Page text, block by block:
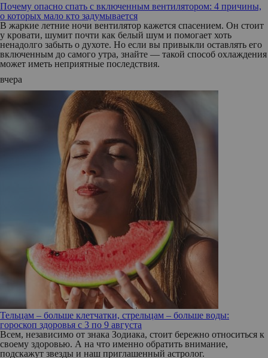
Почему опасно спать с включенным вентилятором: 4 причины,
о которых мало кто задумывается
В жаркие летние ночи вентилятор кажется спасением. Он стоит
у кровати, шумит почти как белый шум и помогает хоть
ненадолго забыть о духоте. Но если вы привыкли оставлять его
включенным до самого утра, знайте — такой способ охлаждения
может иметь неприятные последствия.
вчера
Тельцам – больше клетчатки, стрельцам – больше воды:
гороскоп здоровья с 3 по 9 августа
Всем, независимо от знака Зодиака, стоит бережно относиться к
своему здоровью. А на что именно обратить внимание,
подскажут звезды и наш приглашенный астролог.